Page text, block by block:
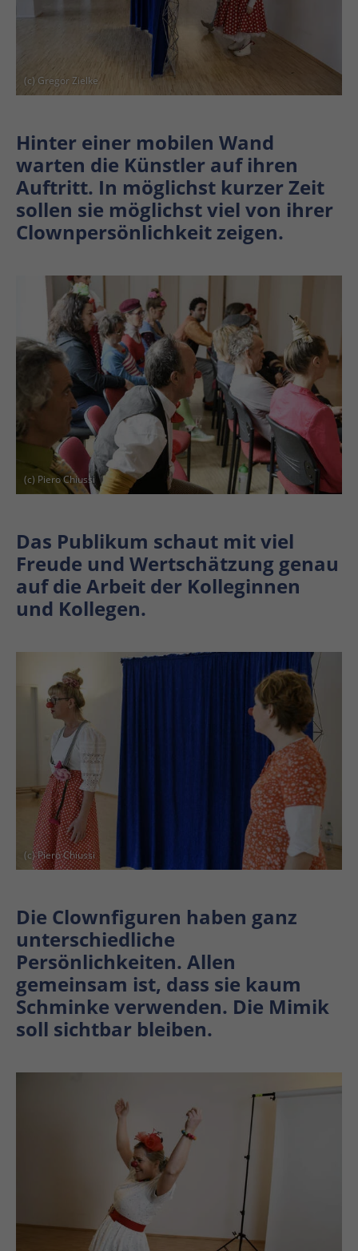
(c) Gregor Zielke
Hinter einer mobilen Wand
warten die Künstler auf ihren
Auftritt. In möglichst kurzer Zeit
sollen sie möglichst viel von ihrer
Clownpersönlichkeit zeigen.
(c) Piero Chiussi
Das Publikum schaut mit viel
Freude und Wertschätzung genau
auf die Arbeit der Kolleginnen
und Kollegen.
(c) Piero Chiussi
Die Clownfiguren haben ganz
unterschiedliche
Persönlichkeiten. Allen
gemeinsam ist, dass sie kaum
Schminke verwenden. Die Mimik
soll sichtbar bleiben.